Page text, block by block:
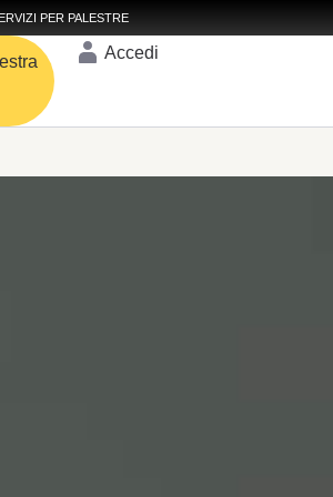
PER PALESTRE
Accedi